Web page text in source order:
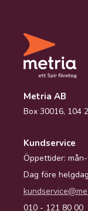
Metria AB
Box 30016, 104
Kundservice
Öppettider:
Dag före
010 - 121 80 00